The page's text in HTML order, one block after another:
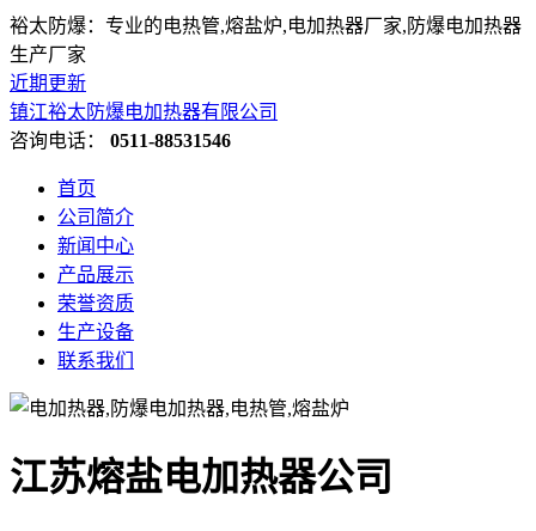
裕太防爆：专业的电热管,熔盐炉,电加热器厂家,防爆电加热器
生产厂家
近期更新
镇江裕太防爆电加热器有限公司
咨询电话： 0511-88531546
首页
公司简介
新闻中心
产品展示
荣誉资质
生产设备
联系我们
江苏熔盐电加热器公司